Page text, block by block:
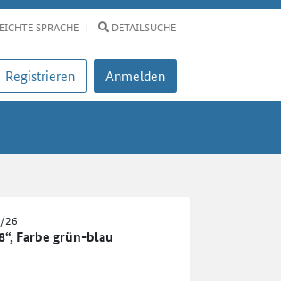
SPRACHE DETAILSUCHE
Registrieren Anmelden
26
Farbe grün-blau